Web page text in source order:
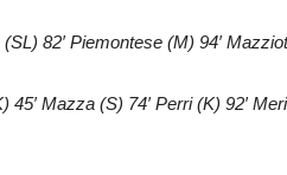
82′ Piemontese (M) 94′
Mazza (S) 74′ Perri (K) 92′